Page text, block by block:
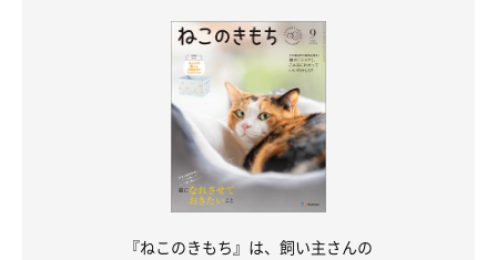
『ねこのきもち』は、飼い主さんの